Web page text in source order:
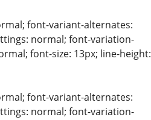
font-variant-alternates:
normal; font-variation-
font-size: 13px; line-height:
font-variant-alternates:
normal; font-variation-